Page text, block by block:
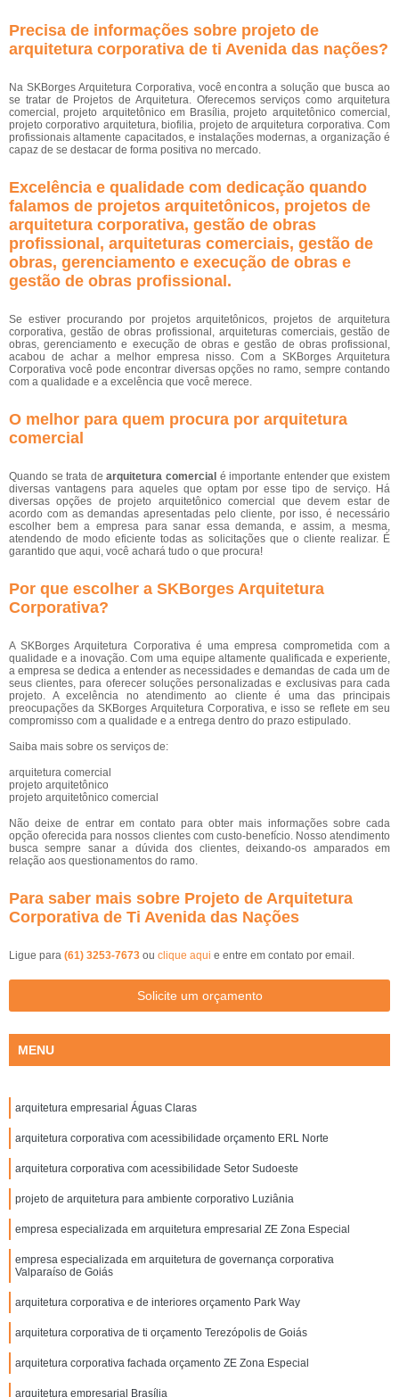
Precisa de informações sobre projeto de
arquitetura corporativa de ti Avenida das nações?
Na SKBorges Arquitetura Corporativa, você encontra a solução que busca ao
se tratar de Projetos de Arquitetura. Oferecemos serviços como arquitetura
comercial, projeto arquitetônico em Brasília, projeto arquitetônico comercial,
projeto corporativo arquitetura, biofilia, projeto de arquitetura corporativa. Com
profissionais altamente capacitados, e instalações modernas, a organização é
capaz de se destacar de forma positiva no mercado.
Excelência e qualidade com dedicação quando
falamos de projetos arquitetônicos, projetos de
arquitetura corporativa, gestão de obras
profissional, arquiteturas comerciais, gestão de
obras, gerenciamento e execução de obras e
gestão de obras profissional.
Se estiver procurando por projetos arquitetônicos, projetos de arquitetura
corporativa, gestão de obras profissional, arquiteturas comerciais, gestão de
obras, gerenciamento e execução de obras e gestão de obras profissional,
acabou de achar a melhor empresa nisso. Com a SKBorges Arquitetura
Corporativa você pode encontrar diversas opções no ramo, sempre contando
com a qualidade e a excelência que você merece.
O melhor para quem procura por arquitetura
comercial
Quando se trata dearquitetura comercial é importante entender que existem
diversas vantagens para aqueles que optam por esse tipo de serviço. Há
diversas opções de projeto arquitetônico comercial que devem estar de
acordo com as demandas apresentadas pelo cliente, por isso, é necessário
escolher bem a empresa para sanar essa demanda, e assim, a mesma,
atendendo de modo eficiente todas as solicitações que o cliente realizar. É
garantido que aqui, você achará tudo o que procura!
Por que escolher a SKBorges Arquitetura
Corporativa?
A SKBorges Arquitetura Corporativa é uma empresa comprometida com a
qualidade e a inovação. Com uma equipe altamente qualificada e experiente,
a empresa se dedica a entender as necessidades e demandas de cada um de
seus clientes, para oferecer soluções personalizadas e exclusivas para cada
projeto. A excelência no atendimento ao cliente é uma das principais
preocupações da SKBorges Arquitetura Corporativa, e isso se reflete em seu
compromisso com a qualidade e a entrega dentro do prazo estipulado.
Saiba mais sobre os serviços de:
arquitetura comercial
projeto arquitetônico
projeto arquitetônico comercial
Não deixe de entrar em contato para obter mais informações sobre cada
opção oferecida para nossos clientes com custo-benefício. Nosso atendimento
busca sempre sanar a dúvida dos clientes, deixando-os amparados em
relação aos questionamentos do ramo.
Para saber mais sobre Projeto de Arquitetura
Corporativa de Ti Avenida das Nações
Ligue para (61) 3253-7673 ou clique aqui e entre em contato por email.
Solicite um orçamento
MENU
arquitetura empresarial Águas Claras
arquitetura corporativa com acessibilidade orçamento ERL Norte
arquitetura corporativa com acessibilidade Setor Sudoeste
projeto de arquitetura para ambiente corporativo Luziânia
empresa especializada em arquitetura empresarial ZE Zona Especial
empresa especializada em arquitetura de governança corporativa
Valparaíso de Goiás
arquitetura corporativa e de interiores orçamento Park Way
arquitetura corporativa de ti orçamento Terezópolis de Goiás
arquitetura corporativa fachada orçamento ZE Zona Especial
arquitetura empresarial Brasília